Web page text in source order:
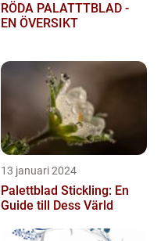
RÖDA PALATTTBLAD -
EN ÖVERSIKT
13 januari 2024
Palettblad Stickling: En
Guide till Dess Värld